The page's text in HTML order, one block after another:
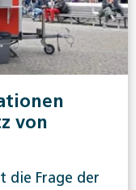
von
die Frage der